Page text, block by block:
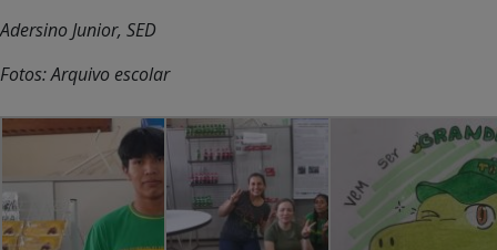
Adersino Junior, SED
Fotos: Arquivo escolar